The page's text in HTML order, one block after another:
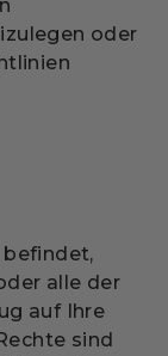
oder
befindet,
alle der
auf Ihre
sind